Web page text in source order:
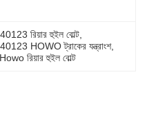
রিয়ার হুইল বোল্ট
HOWO ট্রাকের যন্ত্রাংশ,
রিয়ার হুইল বোল্ট